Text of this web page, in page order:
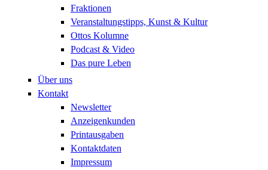
Fraktionen
Veranstaltungstipps, Kunst & Kultur
Ottos Kolumne
Podcast & Video
Das pure Leben
Über uns
Kontakt
Newsletter
Anzeigenkunden
Printausgaben
Kontaktdaten
Impressum